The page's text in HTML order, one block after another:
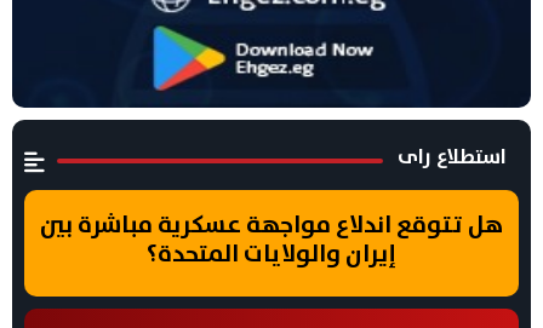
استطلاع راى
هل تتوقع اندلاع مواجهة عسكرية مباشرة بين
إيران والولايات المتحدة؟